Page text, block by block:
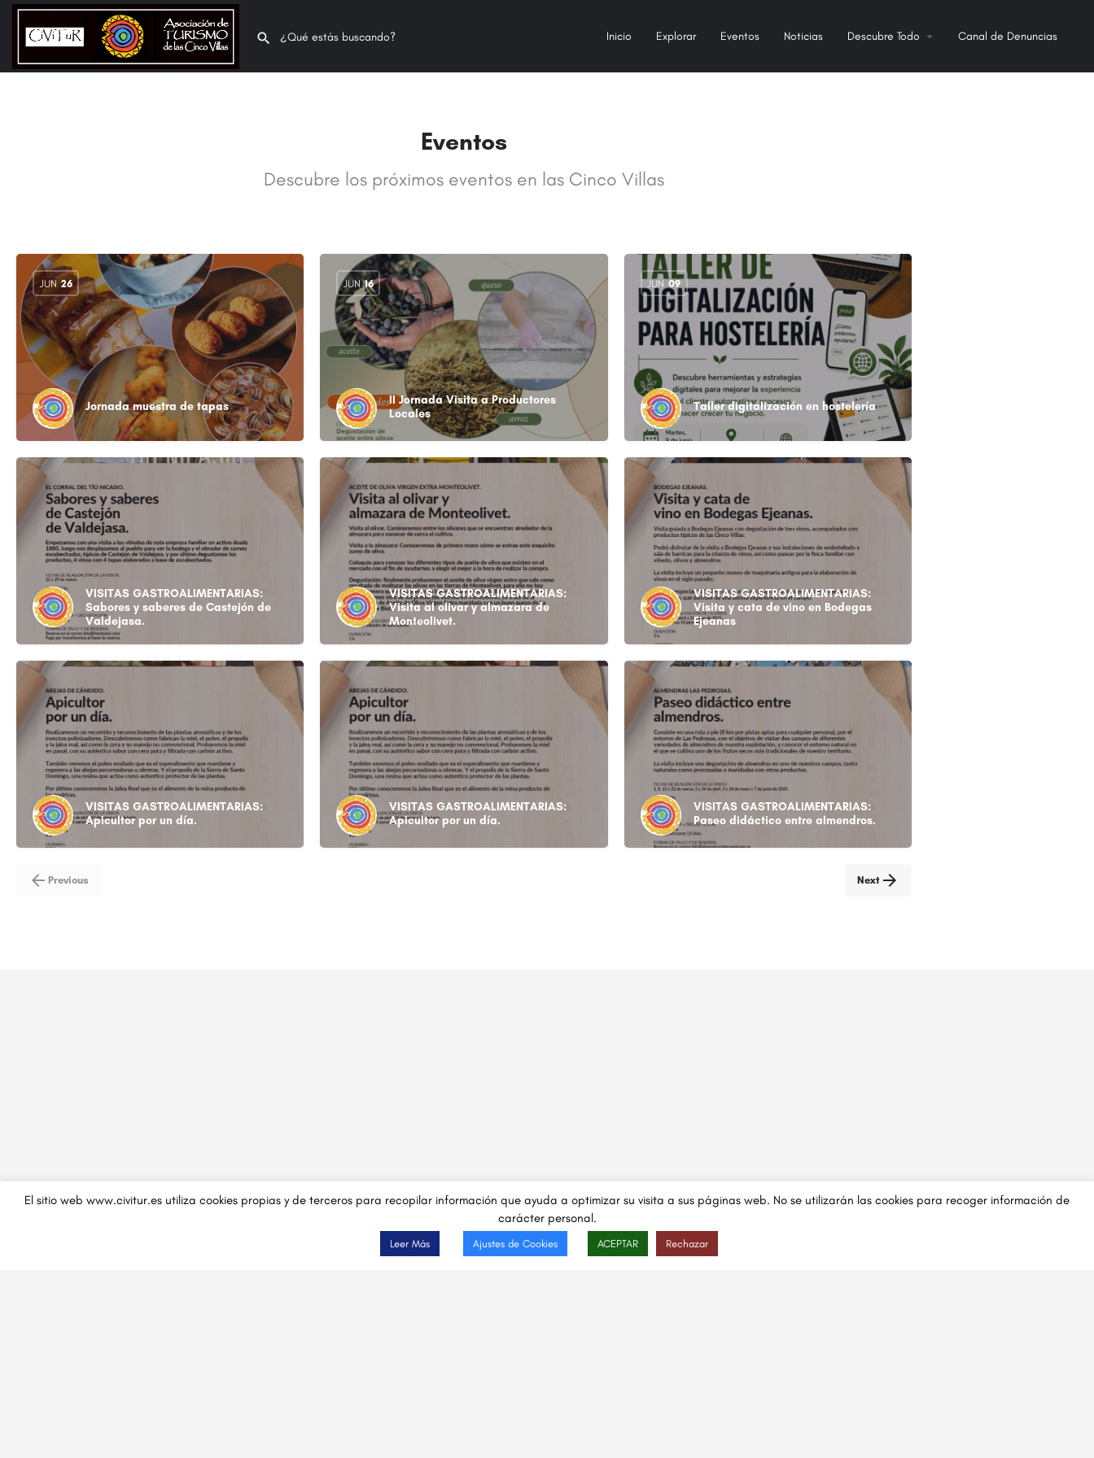
Inicio Explorar Eventos Noticias Descubre Todo Canal de Denuncias
Eventos
Descubre los próximos eventos en las Cinco Villas
Jornada muestra de tapas
JUN 26
II Jornada Visita a Productores
Locales
JUN 16
Taller digitalización en hostelería
JUN 09
VISITAS GASTROALIMENTARIAS:
Sabores y saberes de Castejón de
Valdejasa.
VISITAS GASTROALIMENTARIAS:
Visita al olivar y almazara de
Monteolivet.
VISITAS GASTROALIMENTARIAS:
Visita y cata de vino en Bodegas
Ejeanas
VISITAS GASTROALIMENTARIAS:
Apicultor por un día.
VISITAS GASTROALIMENTARIAS:
Apicultor por un día.
VISITAS GASTROALIMENTARIAS:
Paseo didáctico entre almendros.
Previous Next
El sitio web www.civitur.es utiliza cookies propias y de terceros para recopilar información que ayuda a optimizar su visita a sus páginas web. No se utilizarán las cookies para recoger información de
carácter personal.
Leer Más Ajustes de Cookies ACEPTAR Rechazar